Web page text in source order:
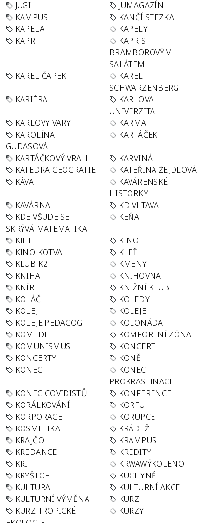
JUGI
JUMAGAZÍN
KAMPUS
KANČÍ STEZKA
KAPELA
KAPELY
KAPR
KAPR S
BRAMBOROVÝM
SALÁTEM
KAREL ČAPEK
KAREL
SCHWARZENBERG
KARIÉRA
KARLOVA
UNIVERZITA
KARLOVY VARY
KARMA
KAROLÍNA
GUDASOVÁ
KARTÁČEK
KARTÁČKOVÝ VRAH
KARVINÁ
KATEDRA GEOGRAFIE
KATEŘINA ŽEJDLOVÁ
KÁVA
KAVÁRENSKÉ
HISTORKY
KAVÁRNA
KD VLTAVA
KDE VŠUDE SE
SKRÝVÁ MATEMATIKA
KEŇA
KILT
KINO
KINO KOTVA
KLEŤ
KLUB K2
KMENY
KNIHA
KNIHOVNA
KNÍR
KNIŽNÍ KLUB
KOLÁČ
KOLEDY
KOLEJ
KOLEJE
KOLEJE PEDAGOG
KOLONÁDA
KOMEDIE
KOMFORTNÍ ZÓNA
KOMUNISMUS
KONCERT
KONCERTY
KONĚ
KONEC
KONEC
PROKRASTINACE
KONEC-COVIDISTŮ
KONFERENCE
KORÁLKOVÁNÍ
KORFU
KORPORACE
KORUPCE
KOSMETIKA
KRÁDEŽ
KRAJČO
KRAMPUS
KREDANCE
KREDITY
KRIT
KRWAWÝKOLENO
KRYŠTOF
KUCHYNĚ
KULTURA
KULTURNÍ AKCE
KULTURNÍ VÝMĚNA
KURZ
KURZ TROPICKÉ
KURZY